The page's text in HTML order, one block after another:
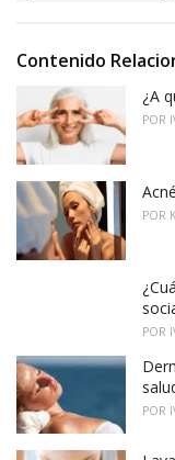
i
:
Contenido
¿A
POR
POR
POR
POR